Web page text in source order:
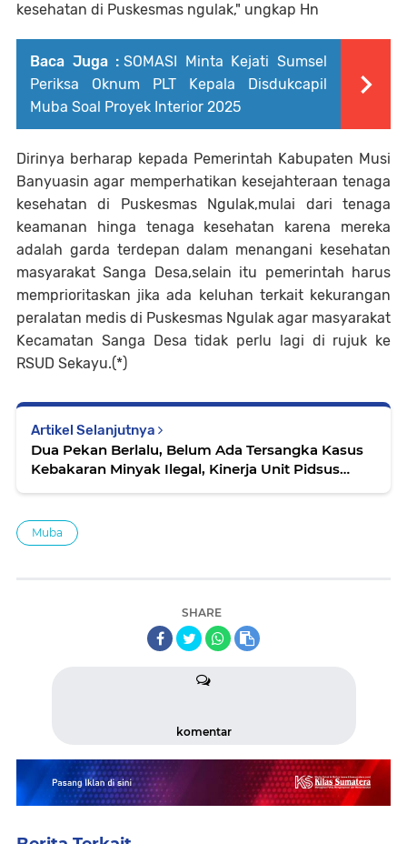
kesehatan di Puskesmas ngulak," ungkap Hn
Baca Juga : SOMASI Minta Kejati Sumsel
Periksa Oknum PLT Kepala Disdukcapil
Muba Soal Proyek Interior 2025
Dirinya berharap kepada Pemerintah Kabupaten Musi
Banyuasin agar memperhatikan kesejahteraan tenaga
kesehatan di Puskesmas Ngulak,mulai dari tenaga
keamanan hinga tenaga kesehatan karena mereka
adalah garda terdepan dalam menangani kesehatan
masyarakat Sanga Desa,selain itu pemerintah harus
memprioritaskan jika ada keluhan terkait kekurangan
peralatan medis di Puskesmas Ngulak agar masyarakat
Kecamatan Sanga Desa tidak perlu lagi di rujuk ke
RSUD Sekayu.(*)
Artikel Selanjutnya
Dua Pekan Berlalu, Belum Ada Tersangka Kasus
Kebakaran Minyak Ilegal, Kinerja Unit Pidsus
Muba
SHARE
komentar